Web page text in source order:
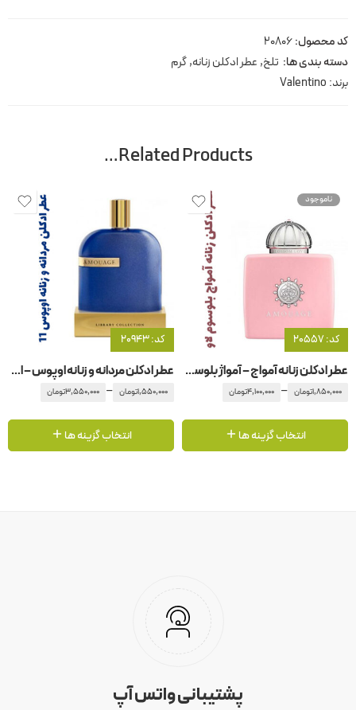
کد محصول:20806
دسته بندی ها: تلخ, عطر ادکلن زنانه,گرم
برند: Valentino
Related Products…
ناموجود
کد: 20557
عطر ادکلن زنانه آمواج – آمواژ بلوسوم لاو
1,850,000تومان –
4,100,000تومان
انتخاب گزینه ها
کد: 20943
عطر ادکلن مردانه و زنانه اوپوس – اپوس ۱۱ آمواج – آمواژ
1,550,000تومان –
3,550,000تومان
انتخاب گزینه ها
پشتیبانی واتس آپ